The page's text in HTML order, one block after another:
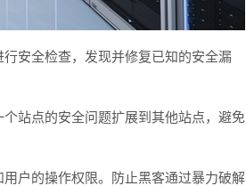
安全检查，发现并修复已知的安全漏
站点的安全问题扩展到其他站点，避免
户的操作权限。防止黑客通过暴力破解